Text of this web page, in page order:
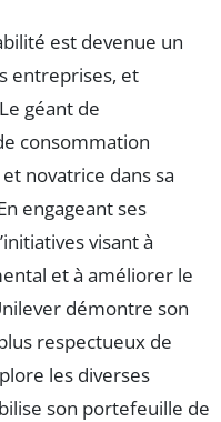
est devenue un
entreprises, et
géant de
consommation
novatrice dans sa
engageant ses
visant à
et à améliorer le
démontre son
respectueux de
les diverses
son portefeuille de